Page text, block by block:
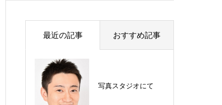
高齢者サポート
最近の記事 おすすめ記事
写真スタジオにて